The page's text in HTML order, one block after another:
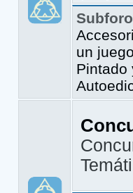
un
Pintado